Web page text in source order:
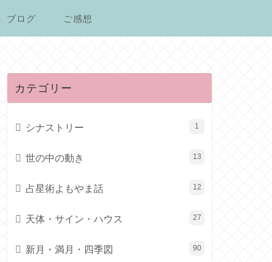
ブログ ご感想
カテゴリー
シナストリー 1
世の中の動き 13
占星術よもやま話 12
天体・サイン・ハウス 27
新月・満月・四季図 90